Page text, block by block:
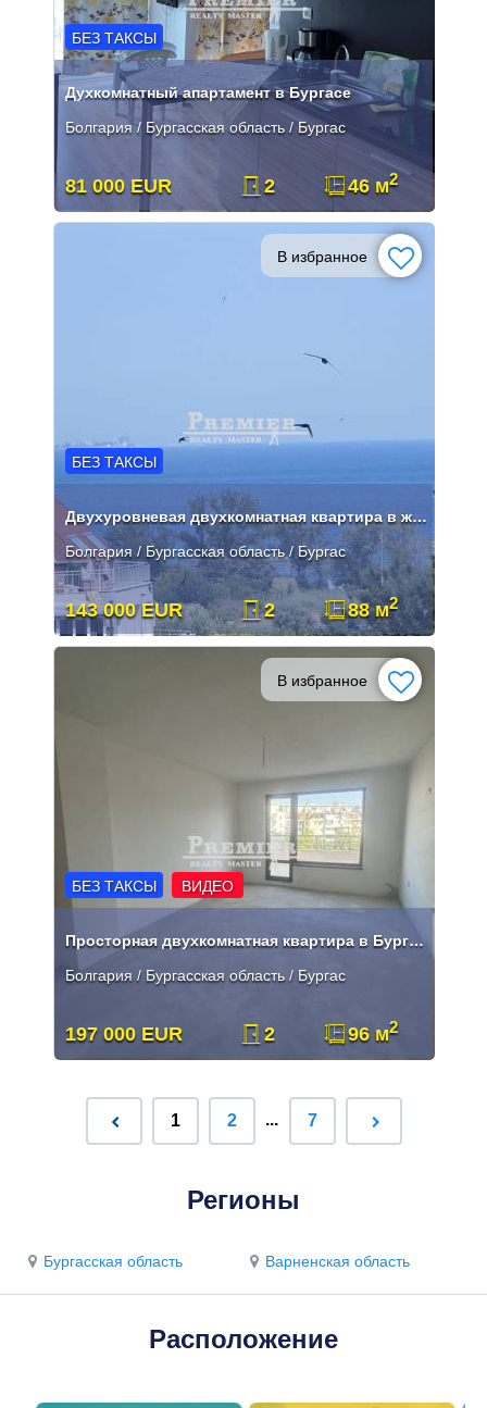
БЕЗ ТАКСЫ
Духкомнатный апартамент в Бургасе
Болгария / Бургасская область / Бургас
81 000 EUR 2 46 м2
В избранное
БЕЗ ТАКСЫ
Двухуровневая двухкомнатная квартира в жилом комплексе Лазур, всего в
Болгария / Бургасская область / Бургас
143 000 EUR 2 88 м2
В избранное
БЕЗ ТАКСЫ ВИДЕО
Просторная двухкомнатная квартира в Бургасе
Болгария / Бургасская область / Бургас
197 000 EUR 2 96 м2
1 2 ... 7
Регионы
Бургасская область Варненская область
Расположение